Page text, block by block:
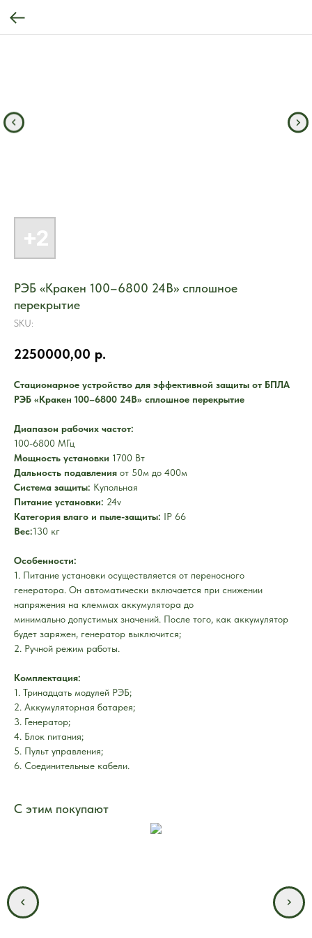
РЭБ «Кракен 100–6800 24В» сплошное
перекрытие
SKU:
2250000,00 р.
Стационарное устройство для эффективной защиты от БПЛА
РЭБ «Кракен 100–6800 24В» сплошное перекрытие
Диапазон рабочих частот:
100-6800 МГц
Мощность установки 1700 Вт
Дальность подавления от 50м до 400м
Система защиты: Купольная
Питание установки: 24v
Категория влаго и пыле-защиты: IР 66
Вес:130 кг
Особенности:
1. Питание установки осуществляется от переносного
генератора. Он автоматически включается при снижении
напряжения на клеммах аккумулятора до
минимально допустимых значений. После того, как аккумулятор
будет заряжен, генератор выключится;
2. Ручной режим работы.
Комплектация:
1. Тринадцать модулей РЭБ;
2. Аккумуляторная батарея;
3. Генератор;
4. Блок питания;
5. Пульт управления;
6. Соединительные кабели.
С этим покупают